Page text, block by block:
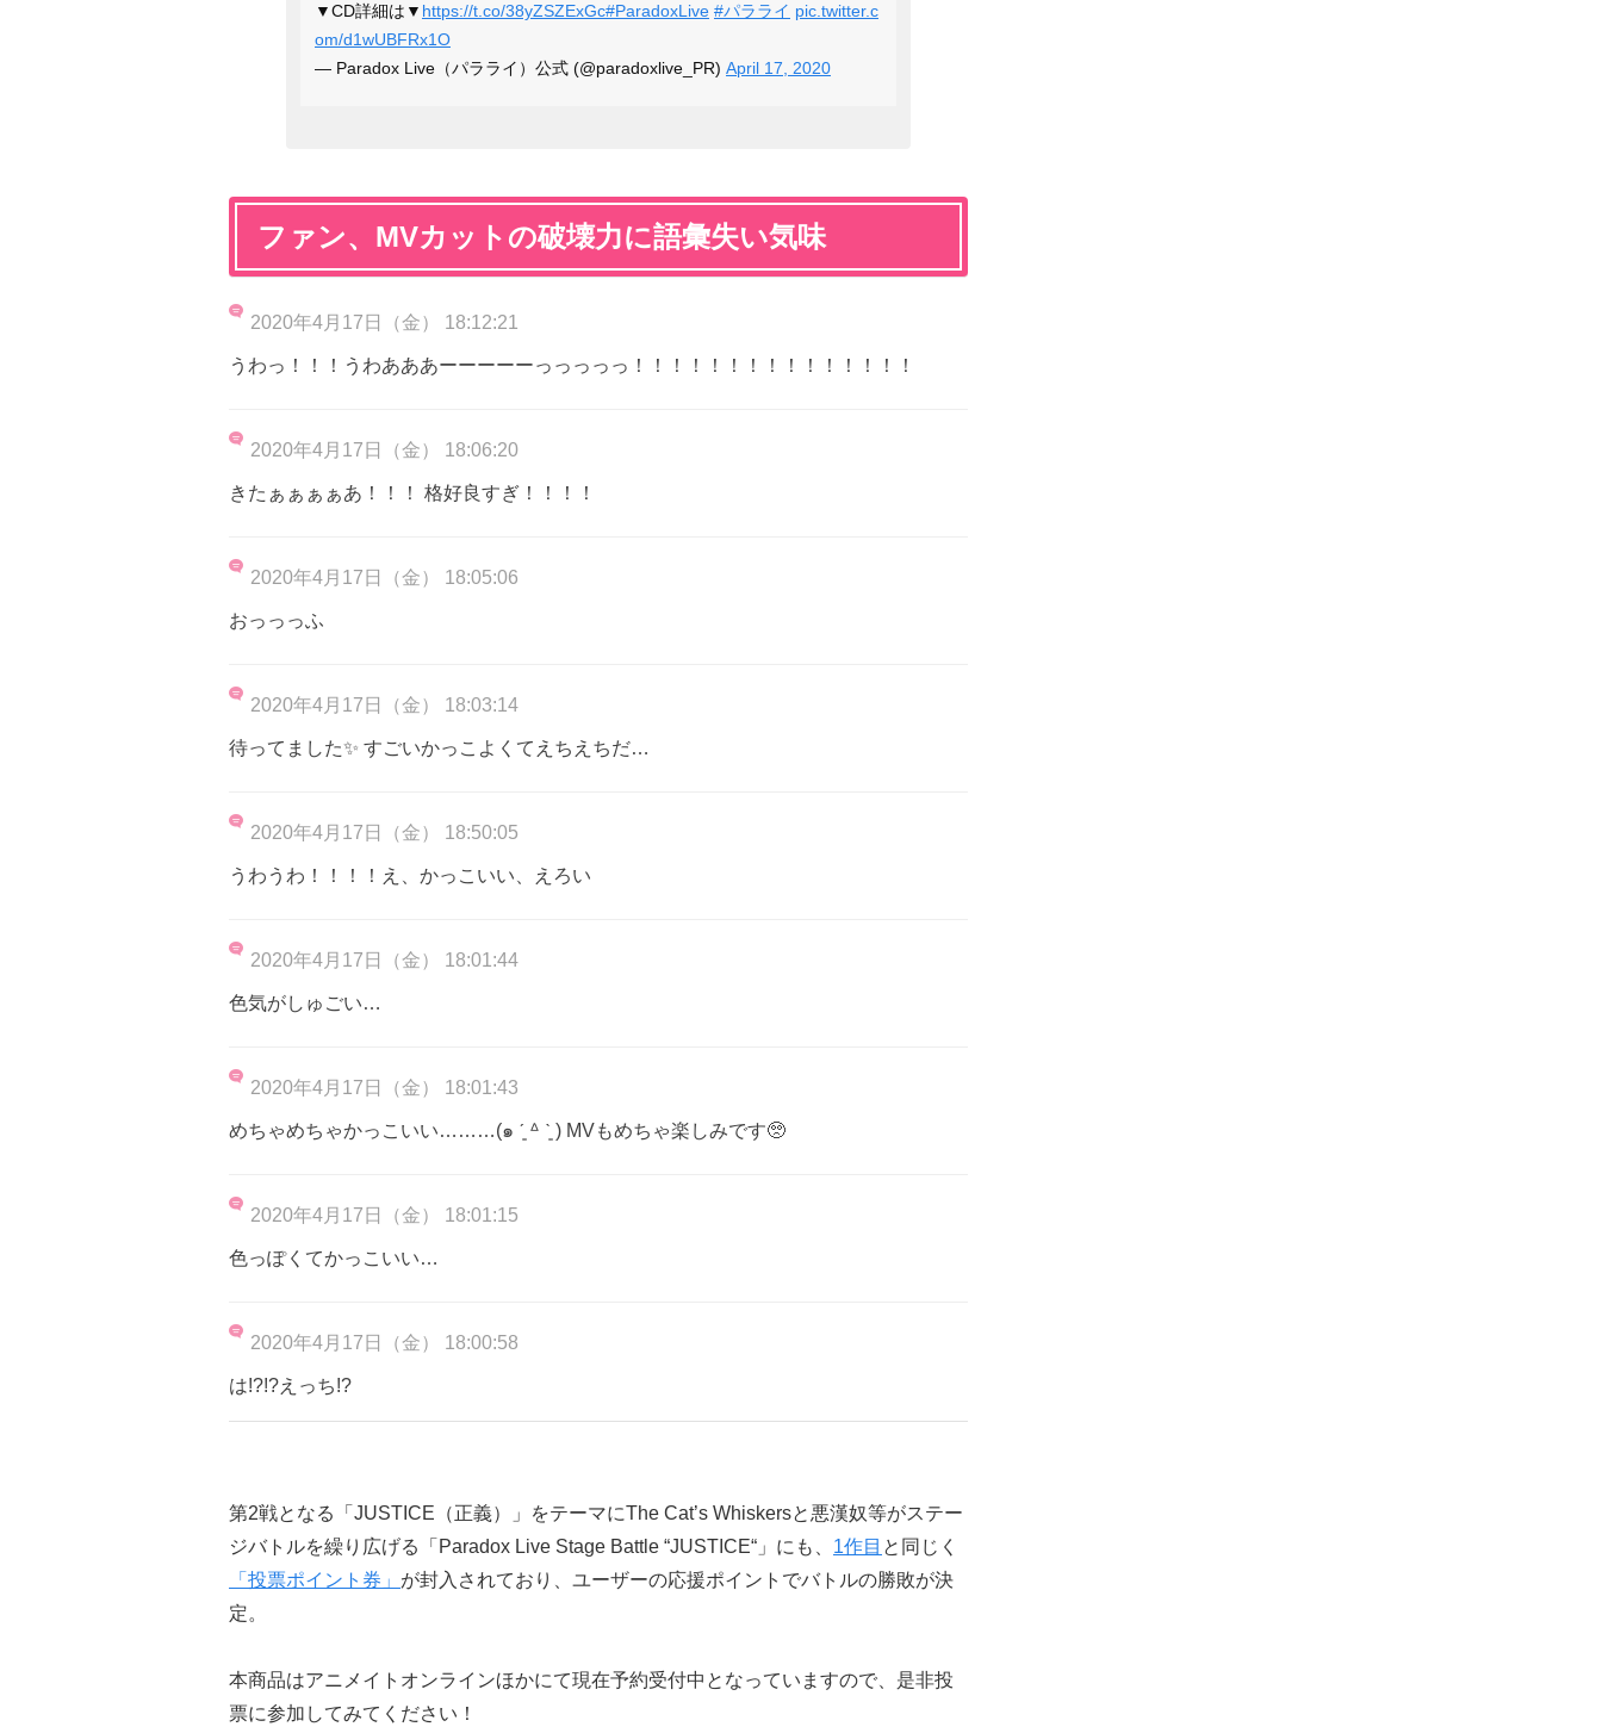
▼CD詳細は▼ https://t.co/38yZSZExGc#ParadoxLive #パラライ pic.twitter.c
om/d1wUBFRx1O
— Paradox Live（パラライ）公式 (@paradoxlive_PR) April 17, 2020
ファン、MVカットの破壊力に語彙失い気味
2020年4月17日（金） 18:12:21
うわっ！！！うわあああーーーーーっっっっっ！！！！！！！！！！！！！！！
2020年4月17日（金） 18:06:20
きたぁぁぁぁあ！！！ 格好良すぎ！！！！
2020年4月17日（金） 18:05:06
おっっっふ
2020年4月17日（金） 18:03:14
待ってました✨ すごいかっこよくてえちえちだ…
2020年4月17日（金） 18:50:05
うわうわ！！！！え、かっこいい、えろい
2020年4月17日（金） 18:01:44
色気がしゅごい…
2020年4月17日（金） 18:01:43
めちゃめちゃかっこいい………(๑ ˊ͈ ᐞ ˋ͈ ) MVもめちゃ楽しみです🥺
2020年4月17日（金） 18:01:15
色っぽくてかっこいい…
2020年4月17日（金） 18:00:58
は!?!?えっち!?
第2戦となる「JUSTICE（正義）」をテーマにThe Cat’s Whiskersと悪漢奴等がステー
ジバトルを繰り広げる「Paradox Live Stage Battle “JUSTICE“」にも、 1作目 と同じく
「投票ポイント券」 が封入されており、ユーザーの応援ポイントでバトルの勝敗が決
定。
本商品はアニメイトオンラインほかにて現在予約受付中となっていますので、是非投
票に参加してみてください！